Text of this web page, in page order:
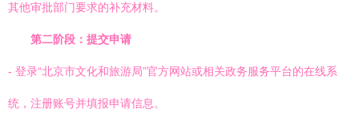
其他审批部门要求的补充材料。
第二阶段：提交申请
- 登录“北京市文化和旅游局”官方网站或相关政务服务平台的在线系
统，注册账号并填报申请信息。